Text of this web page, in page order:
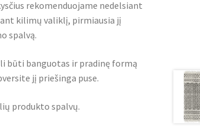
rekomenduojame nedelsiant
kilimų valiklį, pirmiausia jį
spalvą.
būti banguotas ir pradinę formą
jį priešinga puse.
produkto spalvų.